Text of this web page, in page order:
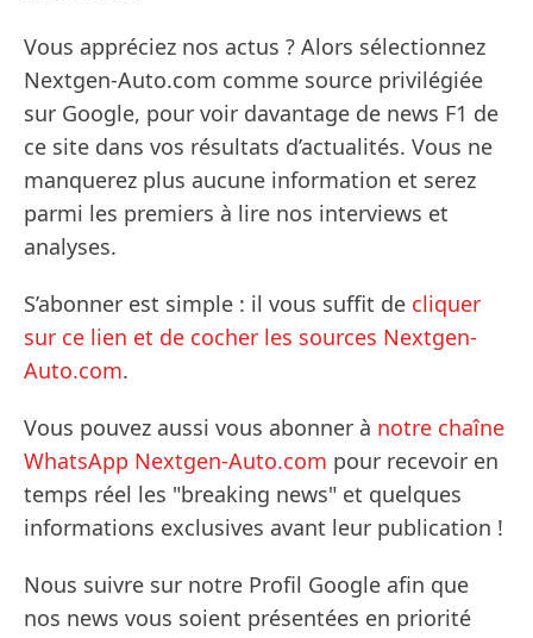
Vous appréciez nos actus ? Alors sélectionnez
Nextgen-Auto.com comme source privilégiée
sur Google, pour voir davantage de news F1 de
ce site dans vos résultats d’actualités. Vous ne
manquerez plus aucune information et serez
parmi les premiers à lire nos interviews et
analyses.
S’abonner est simple : il vous suffit de cliquer
sur ce lien et de cocher les sources Nextgen-
Auto.com.
Vous pouvez aussi vous abonner à notre chaîne
WhatsApp Nextgen-Auto.com pour recevoir en
temps réel les "breaking news" et quelques
informations exclusives avant leur publication !
Nous suivre sur notre Profil Google afin que
nos news vous soient présentées en priorité